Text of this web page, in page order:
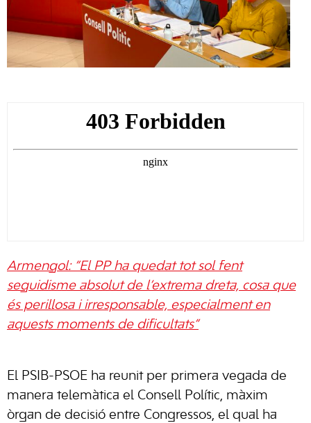
Armengol: “El PP ha quedat tot sol fent
seguidisme absolut de l’extrema dreta, cosa que
és perillosa i irresponsable, especialment en
aquests moments de dificultats”
El PSIB-PSOE ha reunit per primera vegada de
manera telemàtica el Consell Polític, màxim
òrgan de decisió entre Congressos, el qual ha